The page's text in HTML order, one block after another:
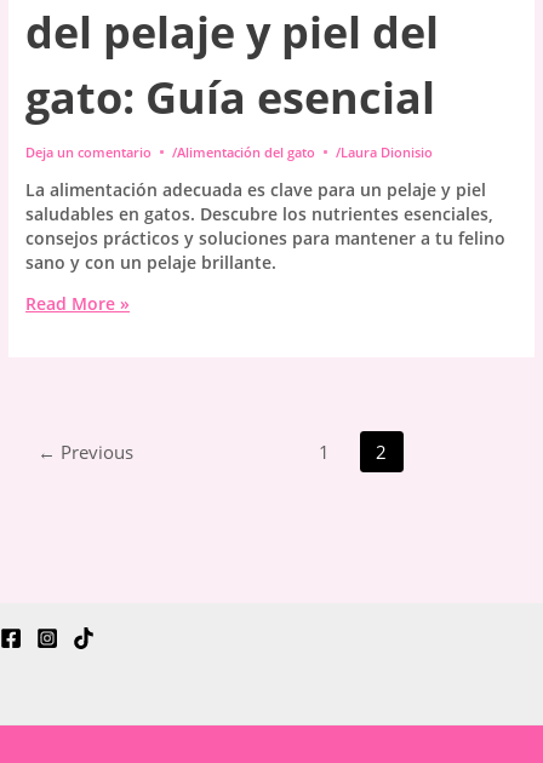
del pelaje y piel del
gato: Guía esencial
Deja un comentario /Alimentación del gato /Laura Dionisio
La alimentación adecuada es clave para un pelaje y piel
saludables en gatos. Descubre los nutrientes esenciales,
consejos prácticos y soluciones para mantener a tu felino
sano y con un pelaje brillante.
Alimentación
Read More »
← Previous 1 2